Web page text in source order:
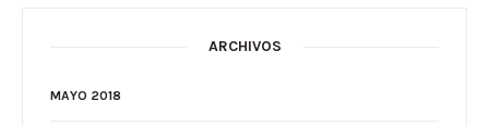
ARCHIVOS
MAYO 2018